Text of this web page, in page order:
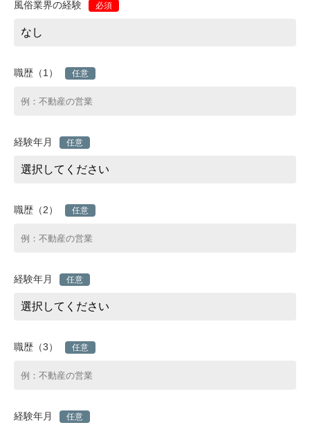
風俗業界の経験 必須
職歴（1） 任意
経験年月 任意
職歴（2） 任意
経験年月 任意
職歴（3） 任意
経験年月 任意